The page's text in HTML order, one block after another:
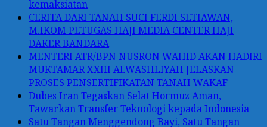
kemaksiatan
CERITA DARI TANAH SUCI FERDI SETIAWAN,
M.IKOM PETUGAS HAJI MEDIA CENTER HAJI
DAKER BANDARA
MENTERI ATR/BPN NUSRON WAHID AKAN HADIRI
MUKTAMAR XXIII ALWASHLIYAH JELASKAN
PROSES PENSERTIFIKATAN TANAH WAKAF
Dubes Iran Tegaskan Selat Hormuz Aman,
Tawarkan Transfer Teknologi kepada Indonesia
Satu Tangan Menggendong Bayi, Satu Tangan